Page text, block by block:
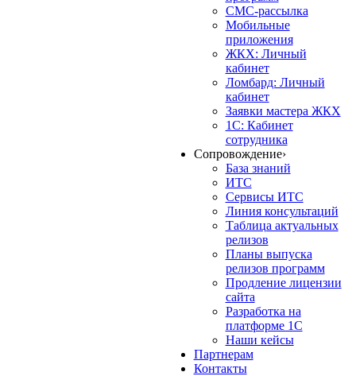
СМС-рассылка
Мобильные
приложения
ЖКХ: Личный
кабинет
Ломбард: Личный
кабинет
Заявки мастера ЖКХ
1С: Кабинет
сотрудника
Сопровождение›
База знаний
ИТС
Сервисы ИТС
Линия консультаций
Таблица актуальных
релизов
Планы выпуска
релизов программ
Продление лицензии
сайта
Разработка на
платформе 1С
Наши кейсы
Партнерам
Контакты